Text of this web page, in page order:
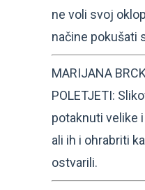
ne voli svoj
načine pokušati
MARIJANA
POLETJETI:
potaknuti velike
ali ih i ohrabriti
ostvarili.